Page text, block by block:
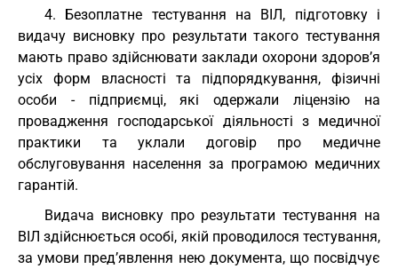
4. Безоплатне тестування на ВІЛ, підготовку і
видачу висновку про результати такого тестування
мають право здійснювати заклади охорони здоров’я
усіх форм власності та підпорядкування, фізичні
особи - підприємці, які одержали ліцензію на
провадження господарської діяльності з медичної
практики та уклали договір про медичне
обслуговування населення за програмою медичних
гарантій.
Видача висновку про результати тестування на
ВІЛ здійснюється особі, якій проводилося тестування,
за умови пред’явлення нею документа, що посвідчує